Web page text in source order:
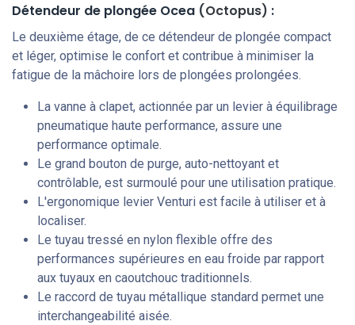
Détendeur de plongée Ocea (Octopus) :
Le deuxième étage, de ce détendeur de plongée compact
et léger, optimise le confort et contribue à minimiser la
fatigue de la mâchoire lors de plongées prolongées.
La vanne à clapet, actionnée par un levier à équilibrage
pneumatique haute performance, assure une
performance optimale.
Le grand bouton de purge, auto-nettoyant et
contrôlable, est surmoulé pour une utilisation pratique.
L'ergonomique levier Venturi est facile à utiliser et à
localiser.
Le tuyau tressé en nylon flexible offre des
performances supérieures en eau froide par rapport
aux tuyaux en caoutchouc traditionnels.
Le raccord de tuyau métallique standard permet une
interchangeabilité aisée.